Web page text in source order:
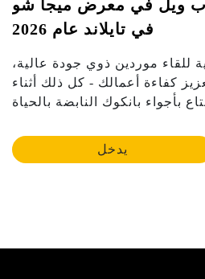
ويل في معرض ميجا شو
في تايلاند عام 2026
للقاء موردين ذوي جودة عالية،
كفاءة أعمالك - كل ذلك أثناء
يدخل